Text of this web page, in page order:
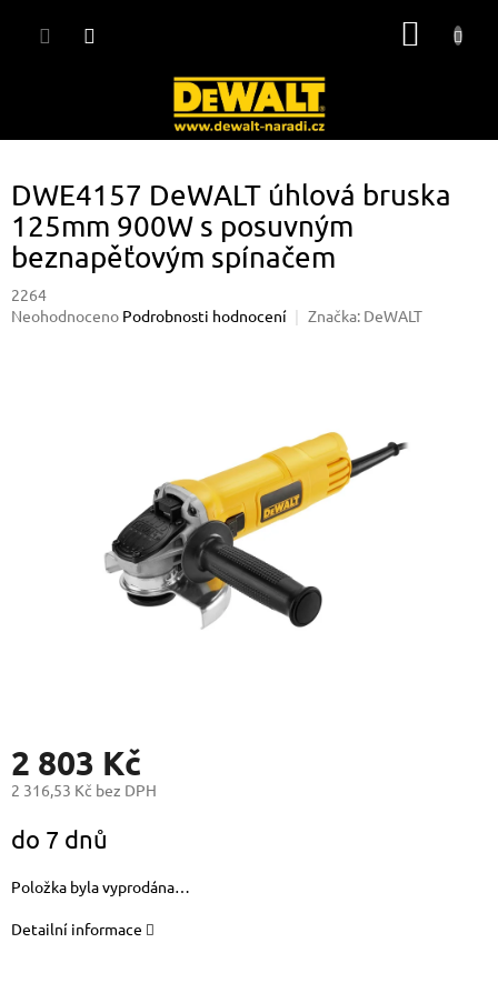
DWE4157 DeWALT úhlová bruska
125mm 900W s posuvným
beznapěťovým spínačem
2264
Průměrné
Neohodnoceno Podrobnosti hodnocení Značka: DeWALT
2 803 Kč
2 316,53 Kč bez DPH
cena:
do 7 dnů
Položka byla vyprodána…
Detailní informace